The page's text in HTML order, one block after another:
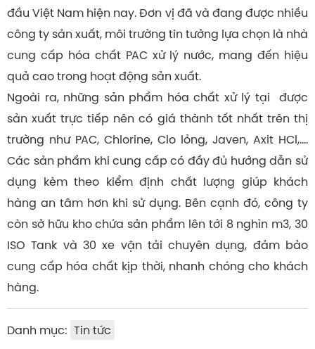
đầu Việt Nam hiện nay. Đơn vị đã và đang được nhiều
công ty sản xuất, môi trường tin tưởng lựa chọn là nhà
cung cấp hóa chất PAC xử lý nước, mang đến hiệu
quả cao trong hoạt động sản xuất.
Ngoài ra, những sản phẩm hóa chất xử lý tại được
sản xuất trực tiếp nên có giá thành tốt nhất trên thị
trường như PAC, Chlorine, Clo lỏng, Javen, Axit HCl,….
Các sản phẩm khi cung cấp có đầy đủ hướng dẫn sử
dụng kèm theo kiểm định chất lượng giúp khách
hàng an tâm hơn khi sử dụng. Bên cạnh đó, công ty
còn sở hữu kho chứa sản phẩm lên tới 8 nghìn m3, 30
ISO Tank và 30 xe vận tải chuyên dụng, đảm bảo
cung cấp hóa chất kịp thời, nhanh chóng cho khách
hàng.
Danh mục: Tin tức